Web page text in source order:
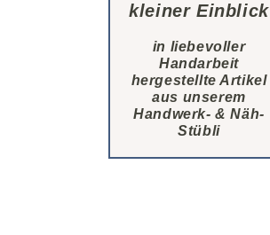
kleiner Einblick
in liebevoller
Handarbeit
hergestellte Artikel
aus unserem
Handwerk- & Näh-
Stübli